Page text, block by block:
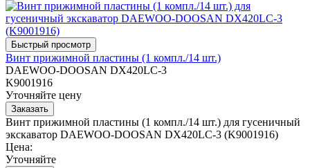
Винт прижимной пластины (1 компл./14 шт.)
DAEWOO-DOOSAN DX420LC-3
K9001916
Уточняйте цену
Винт прижимной пластины (1 компл./14 шт.) для гусеничный
экскаватор DAEWOO-DOOSAN DX420LC-3 (K9001916)
Цена:
Уточняйте